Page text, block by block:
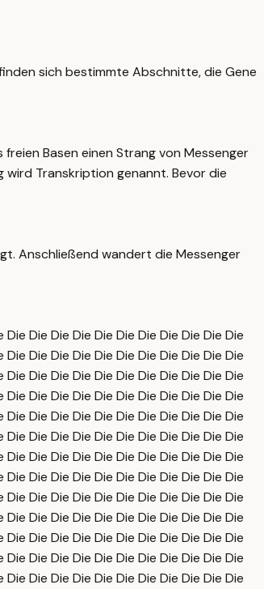
sich bestimmte Abschnitte, die Gene
Basen einen Strang von Messenger
wird Transkription genannt. Bevor die
Anschließend wandert die Messenger
Die Die Die Die Die Die Die Die Die Die
Die Die Die Die Die Die Die Die Die Die
Die Die Die Die Die Die Die Die Die Die
Die Die Die Die Die Die Die Die Die Die
Die Die Die Die Die Die Die Die Die Die
Die Die Die Die Die Die Die Die Die Die
Die Die Die Die Die Die Die Die Die Die
Die Die Die Die Die Die Die Die Die Die
Die Die Die Die Die Die Die Die Die Die
Die Die Die Die Die Die Die Die Die Die
Die Die Die Die Die Die Die Die Die Die
Die Die Die Die Die Die Die Die Die Die
Die Die Die Die Die Die Die Die Die Die